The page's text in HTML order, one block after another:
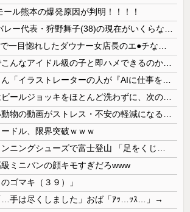
ール熊本の爆発原因が判明！！！！
ードル、限界突破ｗｗｗ
級ミニバンの顔キモすぎだろwww
ゴマキ（３９）」
…手は尽くしました」おば「ｱｯ…ｯｽ…」→